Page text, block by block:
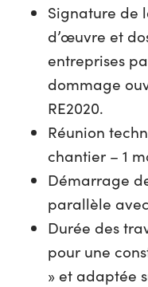
Signature de
d’œuvre et
entreprises
dommage
RE2020.
Réunion
chantier – 1
Démarrage
parallèle
Durée des
pour une
» et adaptée